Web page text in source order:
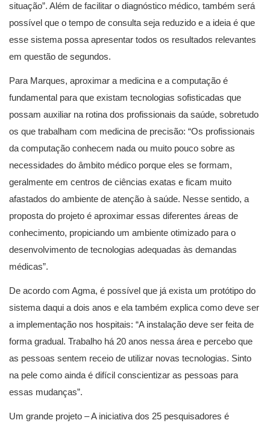
situação”. Além de facilitar o diagnóstico médico, também será
possível que o tempo de consulta seja reduzido e a ideia é que
esse sistema possa apresentar todos os resultados relevantes
em questão de segundos.
Para Marques, aproximar a medicina e a computação é
fundamental para que existam tecnologias sofisticadas que
possam auxiliar na rotina dos profissionais da saúde, sobretudo
os que trabalham com medicina de precisão: “Os profissionais
da computação conhecem nada ou muito pouco sobre as
necessidades do âmbito médico porque eles se formam,
geralmente em centros de ciências exatas e ficam muito
afastados do ambiente de atenção à saúde. Nesse sentido, a
proposta do projeto é aproximar essas diferentes áreas de
conhecimento, propiciando um ambiente otimizado para o
desenvolvimento de tecnologias adequadas às demandas
médicas”.
De acordo com Agma, é possível que já exista um protótipo do
sistema daqui a dois anos e ela também explica como deve ser
a implementação nos hospitais: “A instalação deve ser feita de
forma gradual. Trabalho há 20 anos nessa área e percebo que
as pessoas sentem receio de utilizar novas tecnologias. Sinto
na pele como ainda é difícil conscientizar as pessoas para
essas mudanças”.
Um grande projeto – A iniciativa dos 25 pesquisadores é